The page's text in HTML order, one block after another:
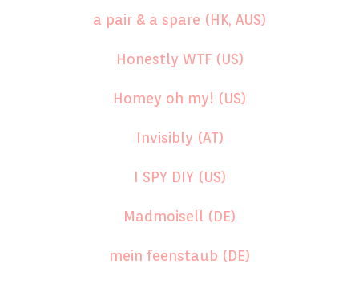
a pair & a spare (HK, AUS)
Honestly WTF (US)
Homey oh my! (US)
Invisibly (AT)
I SPY DIY (US)
Madmoisell (DE)
mein feenstaub (DE)